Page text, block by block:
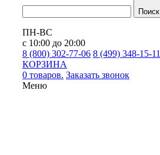
Поиск
ПН-ВС
с 10:00 до 20:00
8 (800) 302-77-06 8 (499) 348-15-11
КОРЗИНА
0 товаров. Заказать звонок
Меню